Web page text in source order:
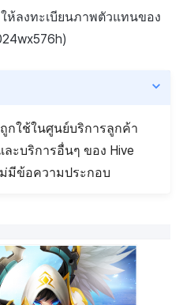
ให้ลงทะเบียนภาพตัวแทนของ
กใช้ในศูนย์บริการลูกค้า
ละบริการอื่นๆ ของ Hive
มีข้อความประกอบ